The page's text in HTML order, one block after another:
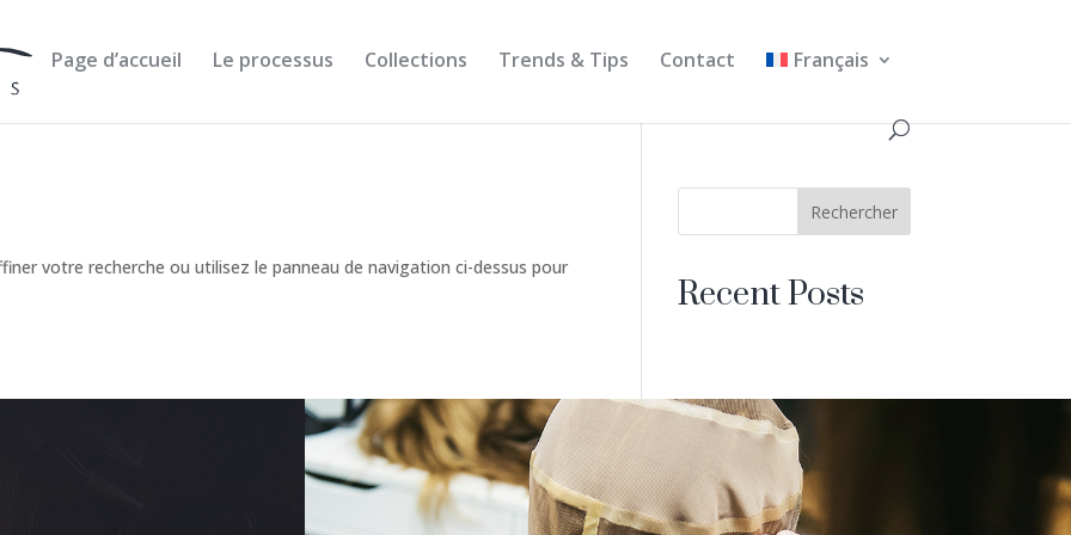
Page d’accueil Le processus Collections Trends & Tips Contact Français
votre recherche ou utilisez le panneau de navigation ci-dessus pour
Rechercher
Recent Posts